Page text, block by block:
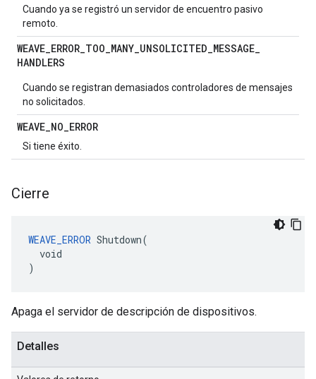
Cuando ya se registró un servidor de encuentro pasivo
remoto.
WEAVE_ERROR_TOO_MANY_UNSOLICITED_MESSAGE_
HANDLERS
Cuando se registran demasiados controladores de mensajes
no solicitados.
WEAVE_NO_ERROR
Si tiene éxito.
Cierre
WEAVE_ERROR Shutdown(
  void
)
Apaga el servidor de descripción de dispositivos.
Detalles